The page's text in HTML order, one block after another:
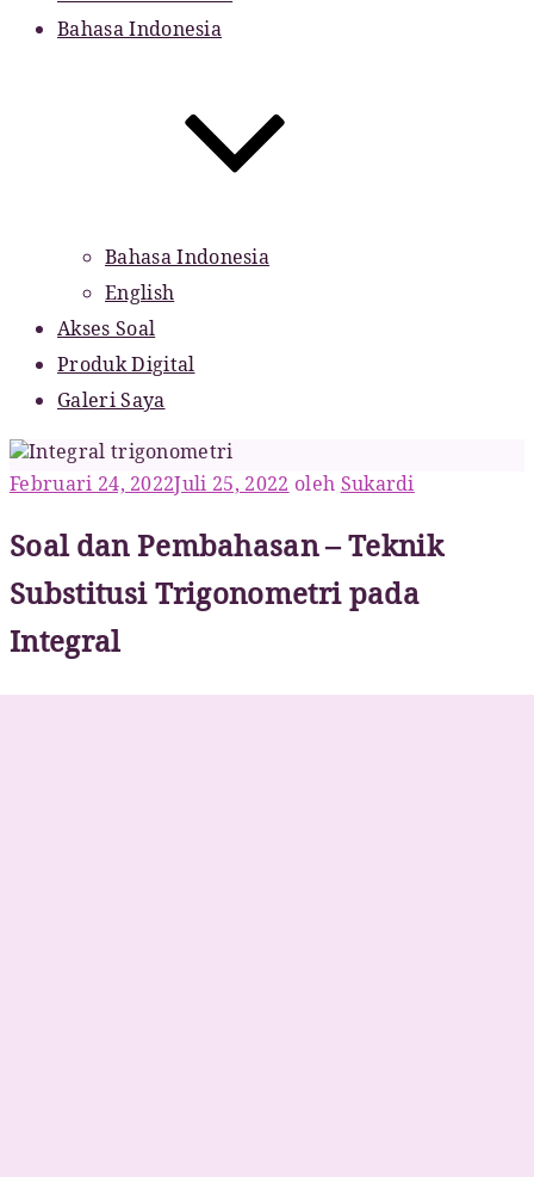
Bahasa Indonesia
Bahasa Indonesia
English
Akses Soal
Produk Digital
Galeri Saya
Diposkan
Februari 24, 2022Juli 25, 2022olehSukardi
Soal dan Pembahasan – Teknik
Substitusi Trigonometri pada
Integral